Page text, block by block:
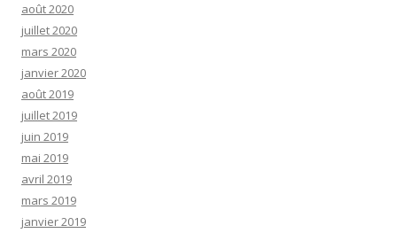
août 2020
juillet 2020
mars 2020
janvier 2020
août 2019
juillet 2019
juin 2019
mai 2019
avril 2019
mars 2019
janvier 2019